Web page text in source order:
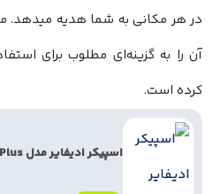
به شما هدیه میدهد. مقاومت در
مطلوب برای استفاده در
اسپیکر ادیفایر مدل MP100 Plus